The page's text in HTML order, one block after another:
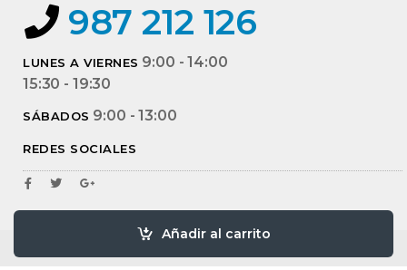
Añadir al carrito
987 212 126
LUNES A VIERNES 9:00 - 14:00
15:30 - 19:30
SÁBADOS 9:00 - 13:00
REDES SOCIALES